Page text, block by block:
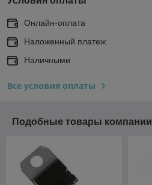
Онлайн-оплата
Наложенный платеж
Наличными
Все условия оплаты
Подобные товары компании